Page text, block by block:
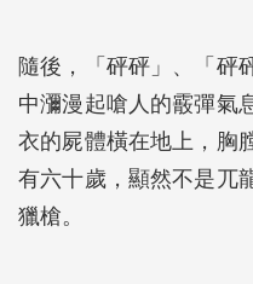
隨後，「砰砰」、「砰
中瀰漫起嗆人的霰彈氣
衣的屍體橫在地上，胸
有六十歲，顯然不是兀
獵槍。